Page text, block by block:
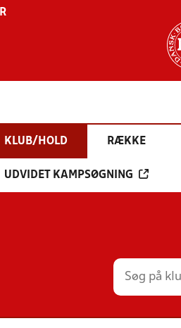
KLUB/HOLD RÆKKE
UDVIDET KAMPSØGNING